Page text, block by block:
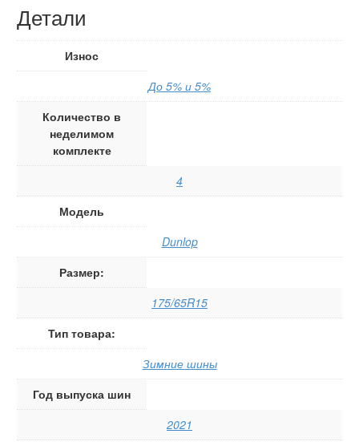
Детали
Износ
До 5% и 5%
Количество в
неделимом
комплекте
4
Модель
Dunlop
Размер:
175/65R15
Тип товара:
Зимние шины
Год выпуска шин
2021